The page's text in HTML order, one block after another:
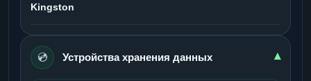
Kingston
💿 Устройства хранения данных ▾